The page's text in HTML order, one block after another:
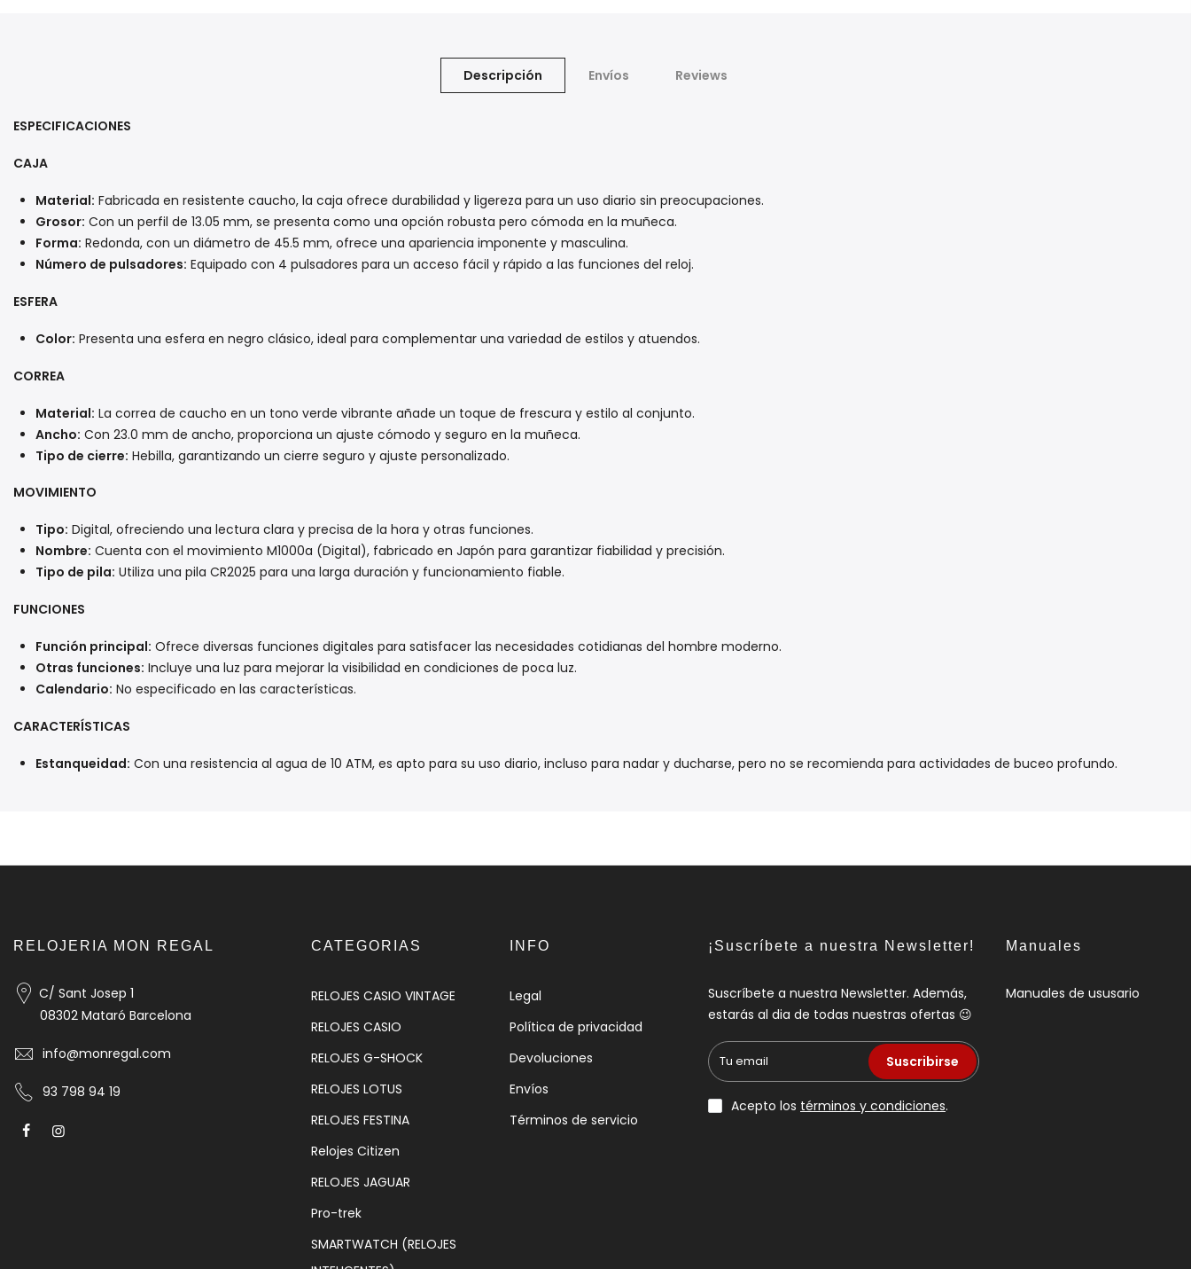
Descripción Envíos Reviews
ESPECIFICACIONES
CAJA
Material: Fabricada en resistente caucho, la caja ofrece durabilidad y ligereza para un uso diario sin preocupaciones.
Grosor: Con un perfil de 13.05 mm, se presenta como una opción robusta pero cómoda en la muñeca.
Forma: Redonda, con un diámetro de 45.5 mm, ofrece una apariencia imponente y masculina.
Número de pulsadores: Equipado con 4 pulsadores para un acceso fácil y rápido a las funciones del reloj.
ESFERA
Color: Presenta una esfera en negro clásico, ideal para complementar una variedad de estilos y atuendos.
CORREA
Material: La correa de caucho en un tono verde vibrante añade un toque de frescura y estilo al conjunto.
Ancho: Con 23.0 mm de ancho, proporciona un ajuste cómodo y seguro en la muñeca.
Tipo de cierre: Hebilla, garantizando un cierre seguro y ajuste personalizado.
MOVIMIENTO
Tipo: Digital, ofreciendo una lectura clara y precisa de la hora y otras funciones.
Nombre: Cuenta con el movimiento M1000a (Digital), fabricado en Japón para garantizar fiabilidad y precisión.
Tipo de pila: Utiliza una pila CR2025 para una larga duración y funcionamiento fiable.
FUNCIONES
Función principal: Ofrece diversas funciones digitales para satisfacer las necesidades cotidianas del hombre moderno.
Otras funciones: Incluye una luz para mejorar la visibilidad en condiciones de poca luz.
Calendario: No especificado en las características.
CARACTERÍSTICAS
Estanqueidad: Con una resistencia al agua de 10 ATM, es apto para su uso diario, incluso para nadar y ducharse, pero no se recomienda para actividades de buceo profundo.
RELOJERIA MON REGAL
C/ Sant Josep 1
08302 Mataró Barcelona
info@monregal.com
93 798 94 19
CATEGORIAS
RELOJES CASIO VINTAGE
RELOJES CASIO
RELOJES G-SHOCK
RELOJES LOTUS
RELOJES FESTINA
Relojes Citizen
RELOJES JAGUAR
Pro-trek
SMARTWATCH (RELOJES
INFO
Legal
Política de privacidad
Devoluciones
Envíos
Términos de servicio
¡Suscríbete a nuestra Newsletter!
Suscríbete a nuestra Newsletter. Además,
estarás al dia de todas nuestras ofertas 😉
Suscribirse
Acepto los términos y condiciones.
Manuales
Manuales de ususario